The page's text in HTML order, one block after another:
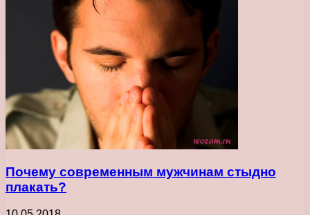
Почему современным мужчинам стыдно
плакать?